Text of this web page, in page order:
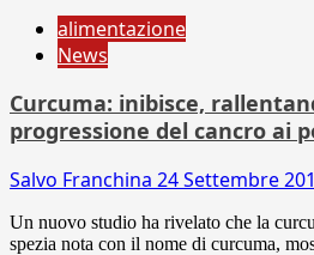
alimentazione
News
Curcuma: inibisce,
progressione del cancro ai
Salvo Franchina 24 Settembre
Un nuovo studio ha rivelato che la
spezia nota con il nome di curcuma,